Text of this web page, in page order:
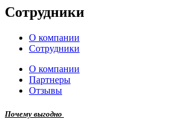
Сотрудники
О компании
Сотрудники
О компании
Партнеры
Отзывы
Почему выгодно